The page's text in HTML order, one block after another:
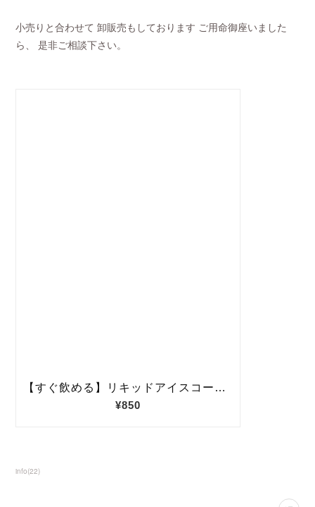
小売りと合わせて 卸販売もしております ご用命御座いました
ら、 是非ご相談下さい。
info(22)